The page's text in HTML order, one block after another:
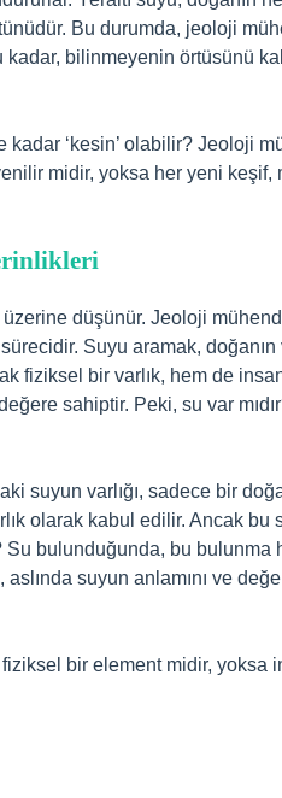
Bu durumda, jeoloji
bilinmeyenin örtüsünü
kadar ‘kesin’ olabilir? Jeoloji
midir, yoksa her yeni
üzerine düşünür. Jeoloji
Suyu aramak,
fiziksel bir varlık, hem de
sahiptir. Peki, su var
suyun varlığı, sadece bir
olarak kabul edilir. Ancak bu
bulunduğunda, bu bulunma
suyun anlamını ve
bir element midir, yoksa